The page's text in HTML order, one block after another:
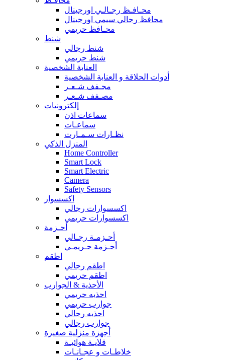
محـافـظ رجـالـي اورجينال
محافظ رجالي سيمي اورجينال
محـافظ حريمي
شنط
شنط رجالي
شنط حريمي
العناية الشخصية
أدوات الحلاقة و العناية الشخصية
مجـفف شـعـر
مصـفف شـعـر
إلكترونيات
سماعات اذن
سماعـات
نظـارات سـمـارت
المنزل الذكي
Home Controller
Smart Lock
Smart Electric
Camera
Safety Sensors
اكسسوار
اكسسوارات رجالي
اكسسوارات حريمي
أحـزمة
أحـزمـة رجـالي
أحـزمة حـريمـي
اطقم
اطقم رجالي
اطقم حريمي
الأحذية & الجوارب
احذيه حريمي
جوارب حريمي
احذيه رجالي
جوارب رجالي
أجهزة منزلية صغيرة
قلايـة هوائيـة
خلاطـات و عجـانـات